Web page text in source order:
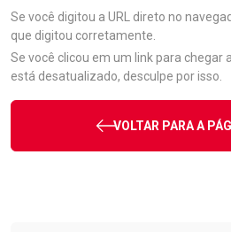
Se você digitou a URL direto no
que digitou corretamente.
Se você clicou em um link para chegar
está desatualizado, desculpe por isso.
VOLTAR PARA A